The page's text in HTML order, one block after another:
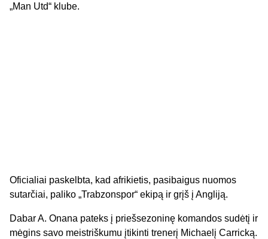
„Man Utd“ klube.
Oficialiai paskelbta, kad afrikietis, pasibaigus nuomos
sutarčiai, paliko „Trabzonspor“ ekipą ir grįš į Angliją.
Dabar A. Onana pateks į priešsezoninę komandos sudėtį ir
mėgins savo meistriškumu įtikinti trenerį Michaelį Carricką.